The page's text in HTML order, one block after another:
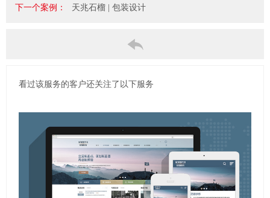
下一个案例： 天兆石榴 | 包装设计
看过该服务的客户还关注了以下服务